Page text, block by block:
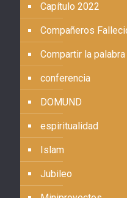
Capítulo 2022
Compañeros
Compartir la palabra
conferencia
DOMUND
espiritualidad
Islam
Jubileo